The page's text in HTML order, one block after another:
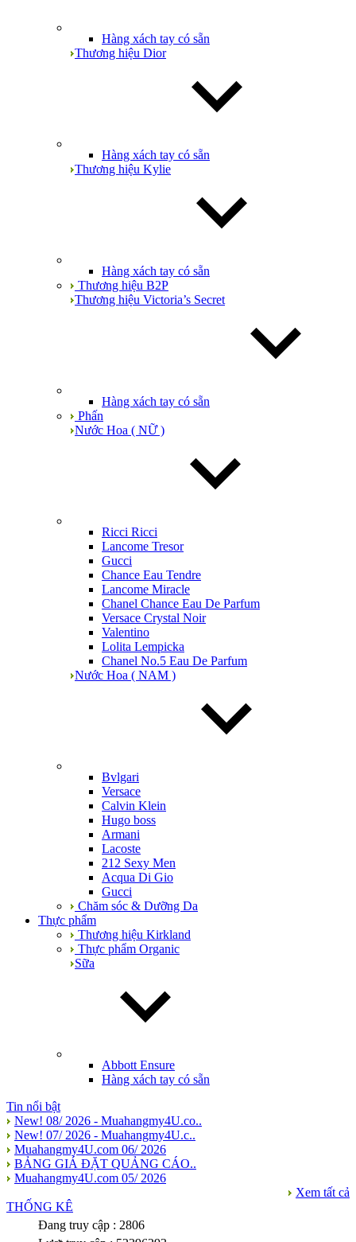
Hàng xách tay có sẵn
Thương hiệu Dior
Hàng xách tay có sẵn
Thương hiệu Kylie
Hàng xách tay có sẵn
Thương hiệu B2P
Thương hiệu Victoria’s Secret
Hàng xách tay có sẵn
Phấn
Nước Hoa ( NỮ )
Ricci Ricci
Lancome Tresor
Gucci
Chance Eau Tendre
Lancome Miracle
Chanel Chance Eau De Parfum
Versace Crystal Noir
Valentino
Lolita Lempicka
Chanel No.5 Eau De Parfum
Nước Hoa ( NAM )
Bvlgari
Versace
Calvin Klein
Hugo boss
Armani
Lacoste
212 Sexy Men
Acqua Di Gio
Gucci
Chăm sóc & Dưỡng Da
Thực phẩm
Thương hiệu Kirkland
Thực phẩm Organic
Sữa
Abbott Ensure
Hàng xách tay có sẵn
Tin nổi bật
New! 08/ 2026 - Muahangmy4U.co..
New! 07/ 2026 - Muahangmy4U.c..
Muahangmy4U.com 06/ 2026
BẢNG GIÁ ĐẶT QUẢNG CÁO..
Muahangmy4U.com 05/ 2026
Xem tất cả
THỐNG KÊ
Đang truy cập : 2806